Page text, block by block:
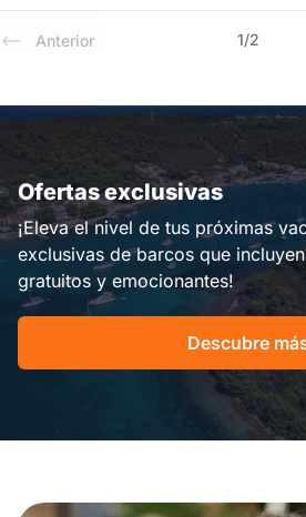
Anterior 1/2
Ofertas exclusivas
¡Eleva el nivel de tus próximas
exclusivas de barcos que
gratuitos y emocionantes!
Descubre